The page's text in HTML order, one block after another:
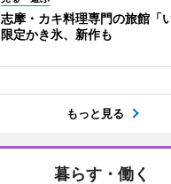
志摩・カキ料理専門の旅館「
限定かき氷、新作も
もっと見る
暮らす・働く